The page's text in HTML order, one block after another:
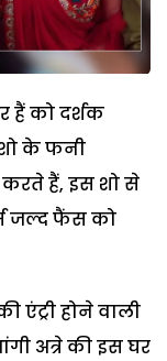
हैं को दर्शक
के फनी
हैं, इस शो से
जल्द फैंस को
एंट्री होने वाली
अत्रे की इस घर